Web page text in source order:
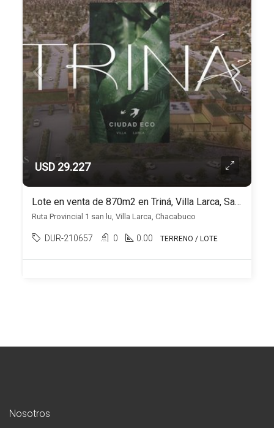
USD 29.227
Lote en venta de 870m2 en Triná, Villa Larca, San Luis
Ruta Provincial 1 san lu, Villa Larca, Chacabuco
DUR-210657 0 0.00 TERRENO / LOTE
Nosotros